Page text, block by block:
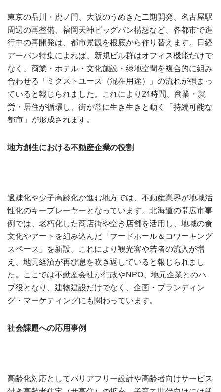
東京の品川・虎ノ門、大阪のうめきた二期開発、名古屋駅
周辺の再整備、福岡天神ビッグバン構想など、各都市で進
行中の再開発は、都市景観を根底から作り替えます。日経
アーバン特集によれば、新規ビル群はオフィス機能だけで
なく、商業・ホテル・文化施設・緑地空間を複合的に組み
合わせる「ミクストユース（混在用途）」の流れが強まっ
ていると報じられました。これにより24時間、商業・就
労・居住が循環し、街が常に生き生きと動く「持続可能な
都市」が形成されます。
地方創生における不動産企業の役割
過疎化や少子高齢化が進む地方では、不動産業界が地域活
性化のキープレーヤーとなっています。北海道の帯広市事
例では、老朽化した商店街や空き店舗を活用し、地域の食
文化やアートを組み込んだ「フードホール＆コワーキング
スペース」を新設。これにより観光客や若者の流入が増
え、地元経済が再び息を吹き返していると報じられまし
た。ここでは不動産会社が行政やNPO、地元企業とのハ
ブ役となり、建物建設だけでなく、企画・ブランディン
グ・マーケティングにも関わっています。
社会課題への応用事例
高齢化対応としてバリアフリー設計や高齢者向けサービス